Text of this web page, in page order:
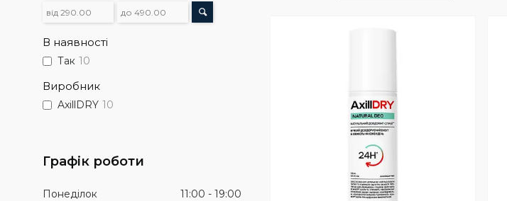
В наявності
Так 10
Виробник
AxillDRY 10
Графік роботи
Понеділок 11:00
19:00